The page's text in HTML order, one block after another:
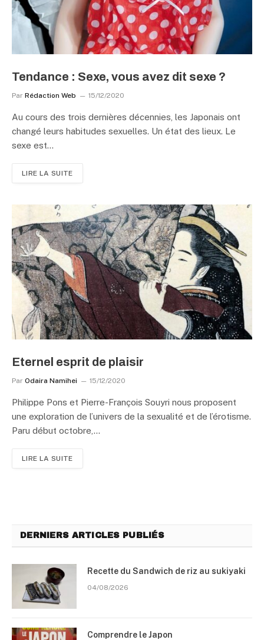
Tendance : Sexe, vous avez dit sexe ?
Par Rédaction Web 15/12/2020
Au cours des trois dernières décennies, les Japonais ont
changé leurs habitudes sexuelles. Un état des lieux. Le
sexe est…
LIRE LA SUITE
Eternel esprit de plaisir
Par Odaira Namihei 15/12/2020
Philippe Pons et Pierre-François Souyri nous proposent
une exploration de l’univers de la sexualité et de l’érotisme.
Paru début octobre,…
LIRE LA SUITE
DERNIERS ARTICLES PUBLIÉS
Recette du Sandwich de riz au sukiyaki
04/08/2026
Comprendre le Japon